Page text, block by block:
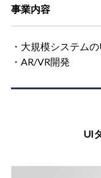
事業内容
・大規模システム
・AR/VR開発
UI